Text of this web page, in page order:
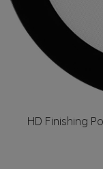
HD Finishing